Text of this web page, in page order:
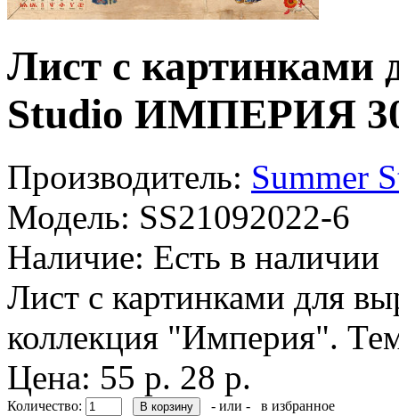
Лист с картинками
Studio ИМПЕРИЯ
Производитель: Summer
Модель: SS21092022-6
Наличие: Есть в наличии
Лист с картинками для
коллекция "Империя".
Цена: 55 р. 28 р.
Количество: - или - в избранное